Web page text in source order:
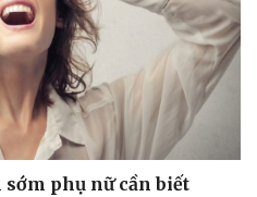
phụ nữ cần biết